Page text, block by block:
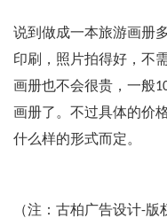
说到做成一本旅游画册
印刷，照片拍得好，不
画册也不会很贵，一般
画册了。不过具体的价
什么样的形式而定。
（注：古柏广告设计-版